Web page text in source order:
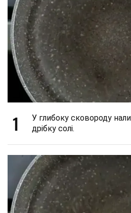
1
У глибоку сковороду
дрібку солі.